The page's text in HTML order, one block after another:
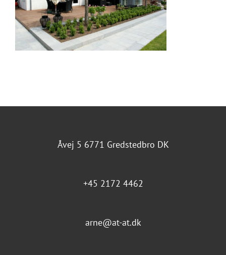
Åvej 5 6771 Gredstedbro DK
+45 2172 4462
arne@at-at.dk